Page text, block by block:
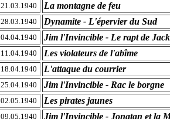
21.03.1940
La montagne de feu
28.03.1940
Dynamite - L'épervier du Sud
04.04.1940
Jim l'Invincible - Le rapt de Jack
11.04.1940
Les violateurs de l'abîme
18.04.1940
L'attaque du courrier
25.04.1940
Jim l'Invincible - Rac le borgne
02.05.1940
Les pirates jaunes
09.05.1940
Jim l'Invincible - Jonatan et la